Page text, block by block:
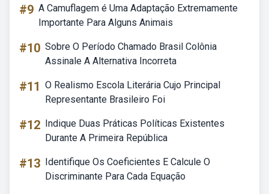
#9 A Camuflagem é Uma Adaptação Extremamente
Importante Para Alguns Animais
#10 Sobre O Período Chamado Brasil Colônia
Assinale A Alternativa Incorreta
#11 O Realismo Escola Literária Cujo Principal
Representante Brasileiro Foi
#12 Indique Duas Práticas Políticas Existentes
Durante A Primeira República
#13 Identifique Os Coeficientes E Calcule O
Discriminante Para Cada Equação